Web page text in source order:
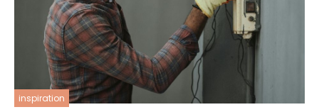
inspiration